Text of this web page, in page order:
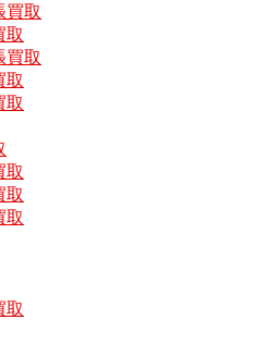
買取
取
買取
取
取
取
取
取
取